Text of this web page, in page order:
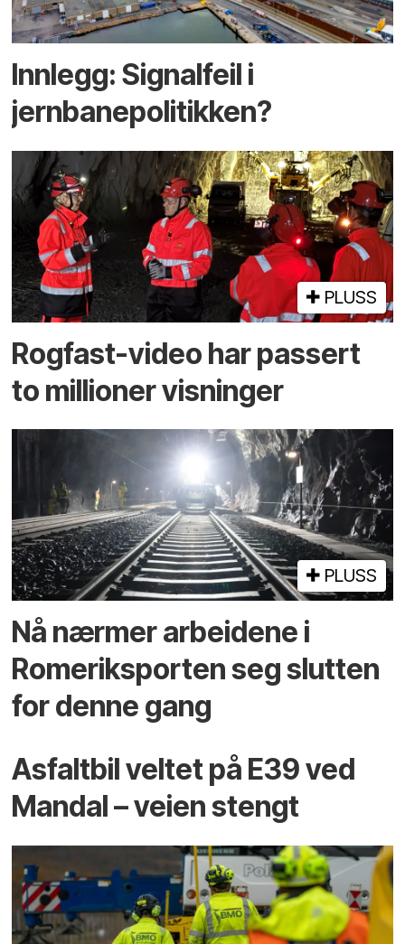
Innlegg: Signalfeil i
jernbanepolitikken?
PLUSS
Rogfast-video har passert
to millioner visninger
PLUSS
Nå nærmer arbeidene i
Romeriksporten seg slutten
for denne gang
Asfaltbil veltet på E39 ved
Mandal – veien stengt